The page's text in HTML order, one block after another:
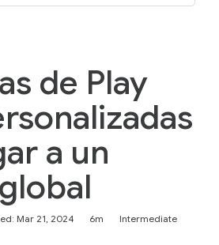
de Play
a un
Mar 21, 2024 6m
Intermediate